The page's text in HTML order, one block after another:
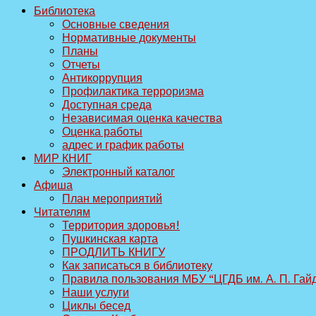
Библиотека
Основные сведения
Нормативные документы
Планы
Отчеты
Антикоррупция
Профилактика терроризма
Доступная среда
Независимая оценка качества
Оценка работы
адрес и график работы
МИР КНИГ
Электронный каталог
Афиша
План мероприятий
Читателям
Территория здоровья!
Пушкинская карта
ПРОДЛИТЬ КНИГУ
Как записаться в библиотеку
Правила пользования МБУ “ЦГДБ им. А. П.
Наши услуги
Циклы бесед